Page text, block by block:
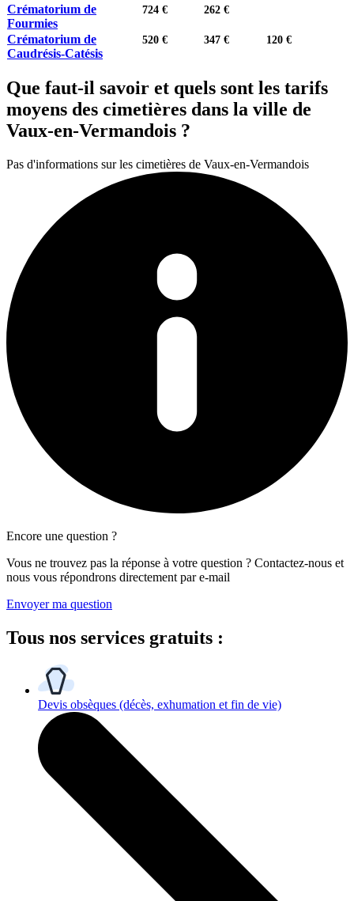
Crématorium de
Fourmies
724 € 262 €
Crématorium de
Caudrésis-Catésis
520 € 347 € 120 €
Que faut-il savoir et quels sont les tarifs
moyens des cimetières dans la ville de
Vaux-en-Vermandois ?
Pas d'informations sur les cimetières de Vaux-en-Vermandois
Encore une question ?
Vous ne trouvez pas la réponse à votre question ? Contactez-nous et
nous vous répondrons directement par e-mail
Envoyer ma question
Tous nos services gratuits :
Devis obsèques (décès, exhumation et fin de vie)